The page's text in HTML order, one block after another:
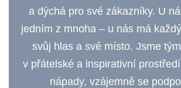
a dýchá pro své zákazníky. U
jedním z mnoha – u nás má
svůj hlas a své místo. Jsme
v přátelské a inspirativní
nápady, vzájemně se